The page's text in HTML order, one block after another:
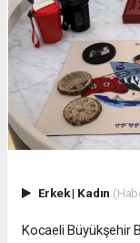
Erkek| Kadın
Kocaeli Büyükşehir